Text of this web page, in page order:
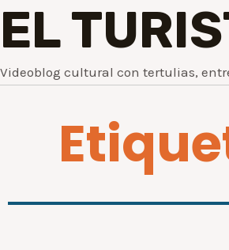
EL
Videoblog cultural con tertulias,